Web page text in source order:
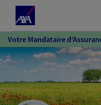
Votre Mandataire